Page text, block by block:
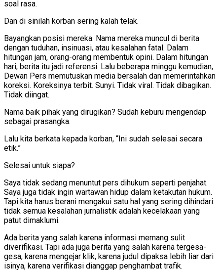
soal rasa.
Dan di sinilah korban sering kalah telak.
Bayangkan posisi mereka. Nama mereka muncul di berita
dengan tuduhan, insinuasi, atau kesalahan fatal. Dalam
hitungan jam, orang-orang membentuk opini. Dalam hitungan
hari, berita itu jadi referensi. Lalu beberapa minggu kemudian,
Dewan Pers memutuskan media bersalah dan memerintahkan
koreksi. Koreksinya terbit. Sunyi. Tidak viral. Tidak dibagikan.
Tidak diingat.
Nama baik pihak yang dirugikan? Sudah keburu mengendap
sebagai prasangka.
Lalu kita berkata kepada korban, “Ini sudah selesai secara
etik.”
Selesai untuk siapa?
Saya tidak sedang menuntut pers dihukum seperti penjahat.
Saya juga tidak ingin wartawan hidup dalam ketakutan hukum.
Tapi kita harus berani mengakui satu hal yang sering dihindari:
tidak semua kesalahan jurnalistik adalah kecelakaan yang
patut dimaklumi.
Ada berita yang salah karena informasi memang sulit
diverifikasi. Tapi ada juga berita yang salah karena tergesa-
gesa, karena mengejar klik, karena judul dipaksa lebih liar dari
isinya, karena verifikasi dianggap penghambat trafik.